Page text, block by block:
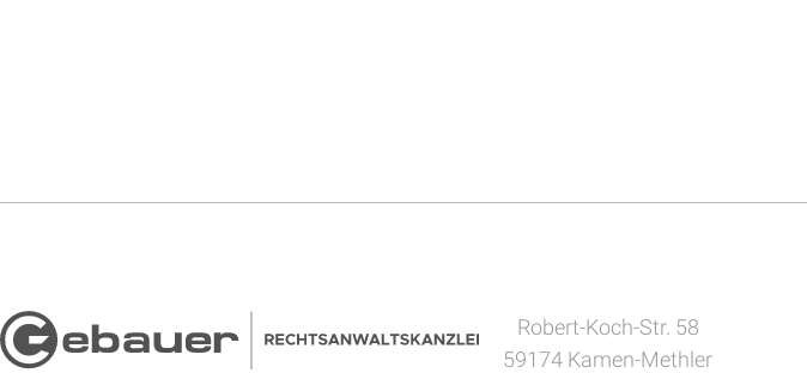
Robert-Koch-Str. 58
59174 Kamen-Methler